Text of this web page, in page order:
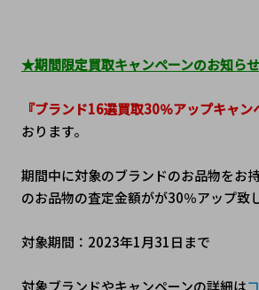
★期間限定買取キャンペーンのお知ら
『ブランド16選買取30％アップキャン
おります。
期間中に対象のブランドのお品物をお
のお品物の査定金額がが30％アップ致
対象期間：2023年1月31日まで
対象ブランドやキャンペーンの詳細は